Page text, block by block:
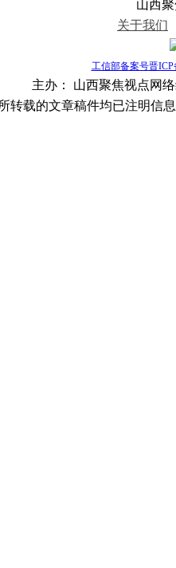
山西聚
关于我们
工信部备案号晋ICP
主办：
山西聚焦视点网
转载的文章稿件均已注明信